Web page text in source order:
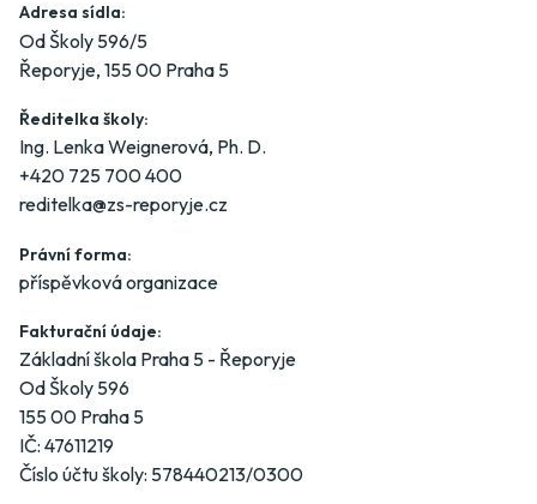
Adresa sídla:
Od Školy 596/5
Řeporyje, 155 00 Praha 5
Ředitelka školy:
Ing. Lenka Weignerová, Ph. D.
+420 725 700 400
reditelka@zs-reporyje.cz
Právní forma:
příspěvková organizace
Fakturační údaje:
Základní škola Praha 5 - Řeporyje
Od Školy 596
155 00 Praha 5
IČ: 47611219
Číslo účtu školy: 578440213/0300